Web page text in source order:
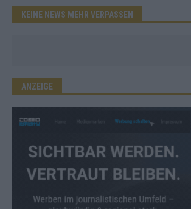
KEINE NEWS MEHR VERPASSEN
ANZEIGE